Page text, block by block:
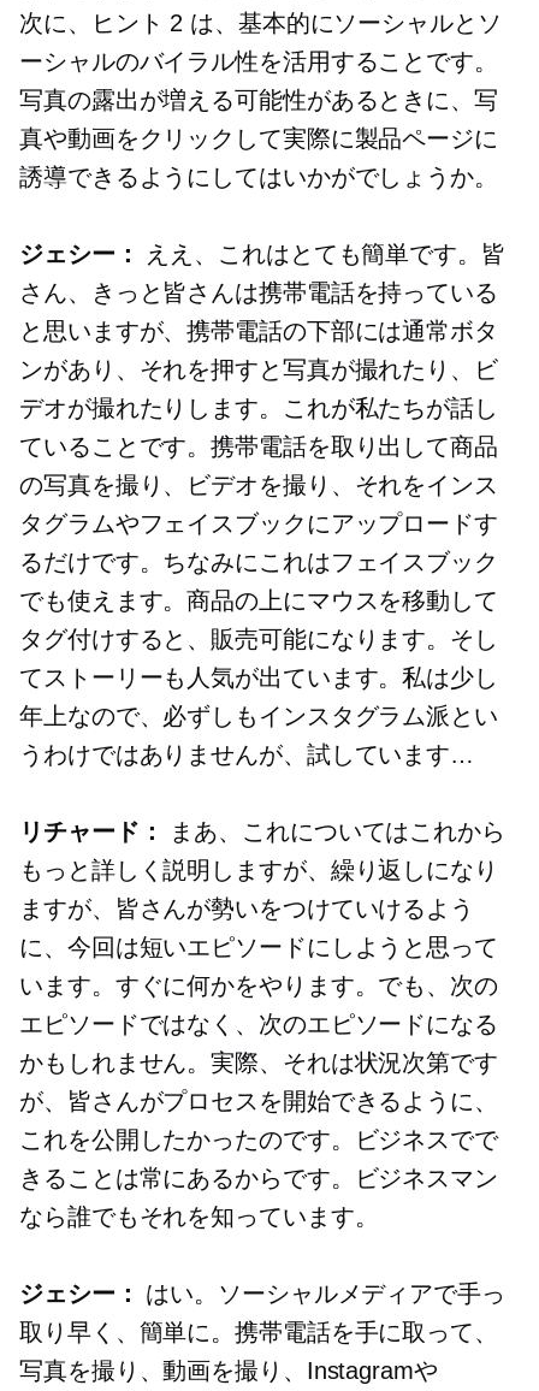
次に、ヒント 2 は、基本的にソーシャルとソ
ーシャルのバイラル性を活用することです。
写真の露出が増える可能性があるときに、写
真や動画をクリックして実際に製品ページに
誘導できるようにしてはいかがでしょうか。
ジェシー：
ええ、これはとても簡単です。皆
さん、きっと皆さんは携帯電話を持っている
と思いますが、携帯電話の下部には通常ボタ
ンがあり、それを押すと写真が撮れたり、ビ
デオが撮れたりします。これが私たちが話し
ていることです。携帯電話を取り出して商品
の写真を撮り、ビデオを撮り、それをインス
タグラムやフェイスブックにアップロードす
るだけです。ちなみにこれはフェイスブック
でも使えます。商品の上にマウスを移動して
タグ付けすると、販売可能になります。そし
てストーリーも人気が出ています。私は少し
年上なので、必ずしもインスタグラム派とい
うわけではありませんが、試しています…
リチャード：
まあ、これについてはこれから
もっと詳しく説明しますが、繰り返しになり
ますが、皆さんが勢いをつけていけるよう
に、今回は短いエピソードにしようと思って
います。すぐに何かをやります。でも、次の
エピソードではなく、次のエピソードになる
かもしれません。実際、それは状況次第です
が、皆さんがプロセスを開始できるように、
これを公開したかったのです。ビジネスでで
きることは常にあるからです。ビジネスマン
なら誰でもそれを知っています。
ジェシー：
はい。ソーシャルメディアで手っ
取り早く、簡単に。携帯電話を手に取って、
写真を撮り、動画を撮り、Instagramや